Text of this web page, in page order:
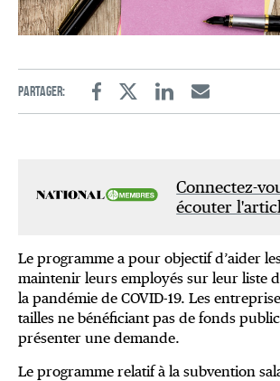
Partager:
FacebookTwitterLinkedinEmail
Connectez-
écouter
Le programme a pour objectif d’aider
maintenir leurs employés sur leur liste
la pandémie de COVID-19. Les
tailles ne bénéficiant pas de fonds
présenter une demande.
Le programme relatif à la subvention